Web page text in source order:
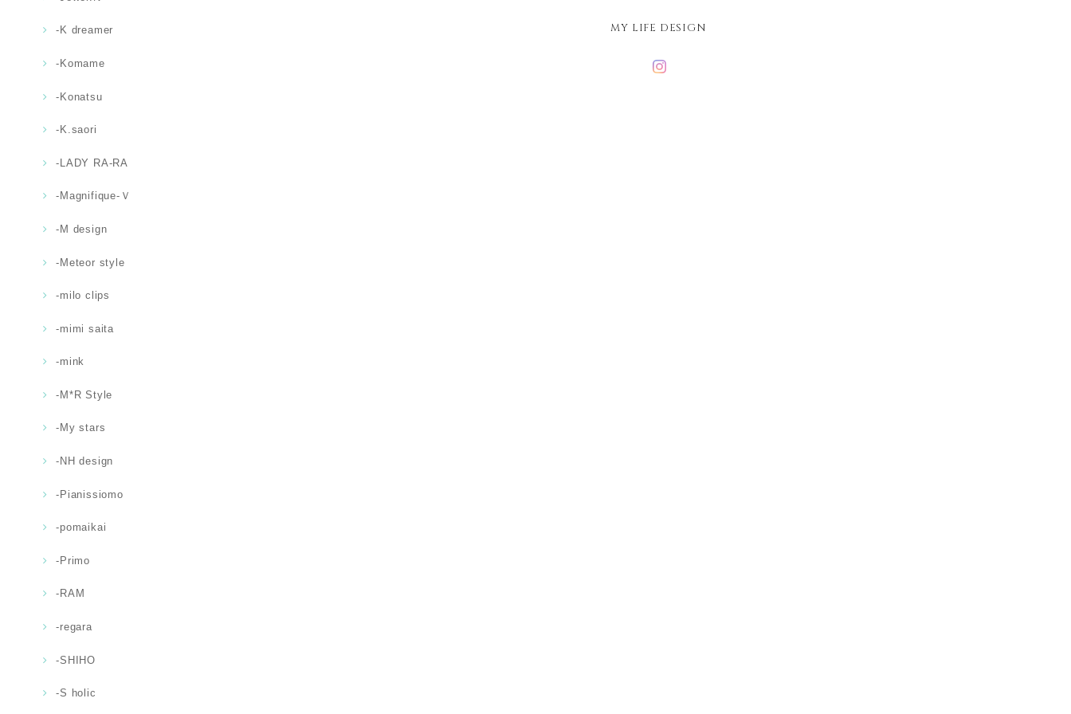
-K dreamer
-Komame
-Konatsu
-K.saori
-LADY RA-RA
-Magnifique-Ｖ
-M design
-Meteor style
-milo clips
-mimi saita
-mink
-M*R Style
-My stars
-NH design
-Pianissiomo
-pomaikai
-Primo
-RAM
-regara
-SHIHO
-S holic
MY LIFE DESIGN